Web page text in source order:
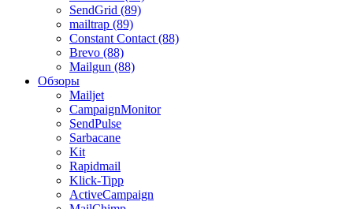
SendGrid (89)
mailtrap (89)
Constant Contact (88)
Brevo (88)
Mailgun (88)
Обзоры
Mailjet
CampaignMonitor
SendPulse
Sarbacane
Kit
Rapidmail
Klick-Tipp
ActiveCampaign